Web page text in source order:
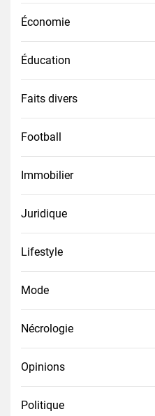
Économie
Éducation
Faits divers
Football
Immobilier
Juridique
Lifestyle
Mode
Nécrologie
Opinions
Politique